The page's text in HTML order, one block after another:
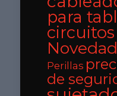
para
circuitos
Perillas
de